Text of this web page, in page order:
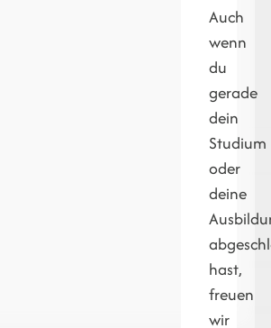
Auch
wenn
du
gerade
dein
Studium
oder
deine
hast,
freuen
wir